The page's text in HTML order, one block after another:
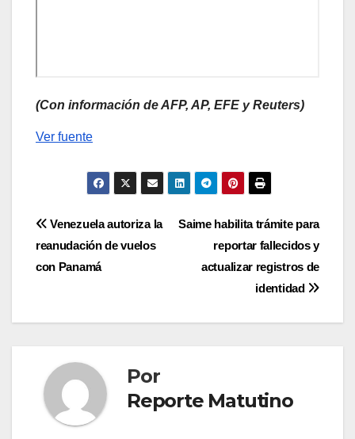
(Con información de AFP, AP, EFE y Reuters)
Ver fuente
Navegación
de
Saime habilita trámite para
reportar fallecidos y
actualizar registros de
identidad
Venezuela autoriza la
reanudación de vuelos
con Panamá
Por
Reporte Matutino